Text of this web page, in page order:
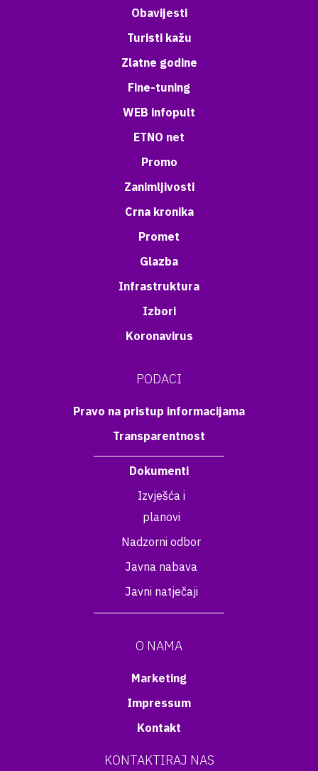
Obavijesti
Turisti kažu
Zlatne godine
Fine-tuning
WEB infopult
ETNO net
Promo
Zanimljivosti
Crna kronika
Promet
Glazba
Infrastruktura
Izbori
Koronavirus
PODACI
Pravo na pristup informacijama
Transparentnost
Dokumenti
Izvješća i
planovi
Nadzorni odbor
Javna nabava
Javni natječaji
O NAMA
Marketing
Impressum
Kontakt
KONTAKTIRAJ NAS